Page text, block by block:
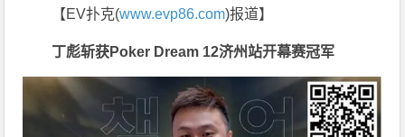
【EV扑克(www.evp86.com)报道】
丁彪斩获Poker Dream 12济州站开幕赛冠军